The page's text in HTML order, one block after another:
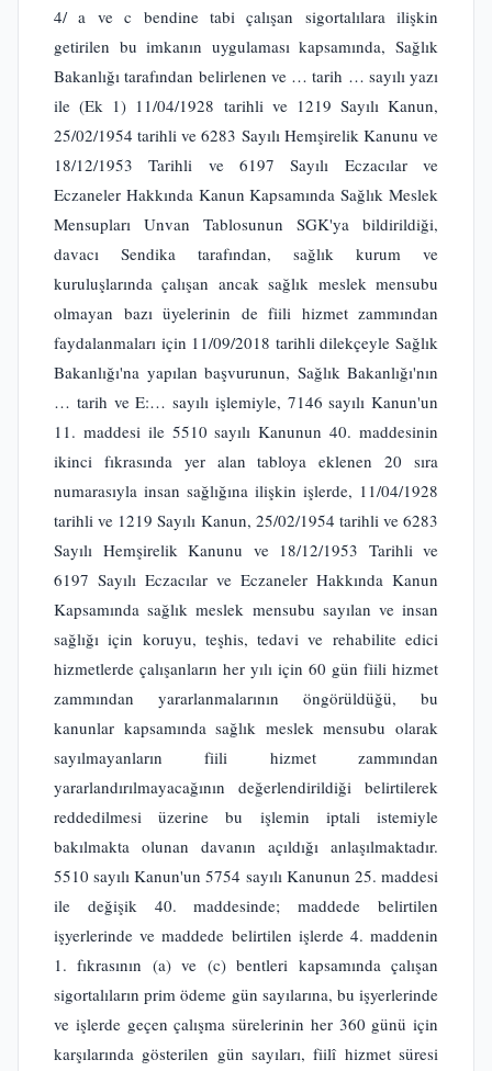
4/ a ve c bendine tabi çalışan sigortalılara ilişkin
getirilen bu imkanın uygulaması kapsamında, Sağlık
Bakanlığı tarafından belirlenen ve … tarih … sayılı yazı
ile (Ek 1) 11/04/1928 tarihli ve 1219 Sayılı Kanun,
25/02/1954 tarihli ve 6283 Sayılı Hemşirelik Kanunu ve
18/12/1953 Tarihli ve 6197 Sayılı Eczacılar ve
Eczaneler Hakkında Kanun Kapsamında Sağlık Meslek
Mensupları Unvan Tablosunun SGK'ya bildirildiği,
davacı Sendika tarafından, sağlık kurum ve
kuruluşlarında çalışan ancak sağlık meslek mensubu
olmayan bazı üyelerinin de fiili hizmet zammından
faydalanmaları için 11/09/2018 tarihli dilekçeyle Sağlık
Bakanlığı'na yapılan başvurunun, Sağlık Bakanlığı'nın
… tarih ve E:… sayılı işlemiyle, 7146 sayılı Kanun'un
11. maddesi ile 5510 sayılı Kanunun 40. maddesinin
ikinci fıkrasında yer alan tabloya eklenen 20 sıra
numarasıyla insan sağlığına ilişkin işlerde, 11/04/1928
tarihli ve 1219 Sayılı Kanun, 25/02/1954 tarihli ve 6283
Sayılı Hemşirelik Kanunu ve 18/12/1953 Tarihli ve
6197 Sayılı Eczacılar ve Eczaneler Hakkında Kanun
Kapsamında sağlık meslek mensubu sayılan ve insan
sağlığı için koruyu, teşhis, tedavi ve rehabilite edici
hizmetlerde çalışanların her yılı için 60 gün fiili hizmet
zammından yararlanmalarının öngörüldüğü, bu
kanunlar kapsamında sağlık meslek mensubu olarak
sayılmayanların fiili hizmet zammından
yararlandırılmayacağının değerlendirildiği belirtilerek
reddedilmesi üzerine bu işlemin iptali istemiyle
bakılmakta olunan davanın açıldığı anlaşılmaktadır.
5510 sayılı Kanun'un 5754 sayılı Kanunun 25. maddesi
ile değişik 40. maddesinde; maddede belirtilen
işyerlerinde ve maddede belirtilen işlerde 4. maddenin
1. fıkrasının (a) ve (c) bentleri kapsamında çalışan
sigortalıların prim ödeme gün sayılarına, bu işyerlerinde
ve işlerde geçen çalışma sürelerinin her 360 günü için
karşılarında gösterilen gün sayıları, fiilî hizmet süresi